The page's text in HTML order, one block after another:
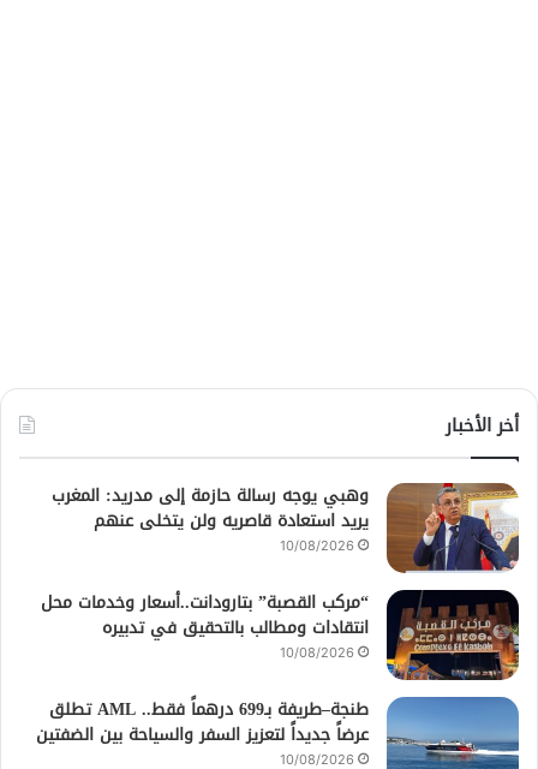
أخر الأخبار
وهبي يوجه رسالة حازمة إلى مدريد: المغرب
يريد استعادة قاصريه ولن يتخلى عنهم
10/08/2026
“مركب القصبة” بتارودانت..أسعار وخدمات محل
انتقادات ومطالب بالتحقيق في تدبيره
10/08/2026
طنجة–طريفة بـ699 درهماً فقط.. AML تطلق
عرضاً جديداً لتعزيز السفر والسياحة بين الضفتين
10/08/2026